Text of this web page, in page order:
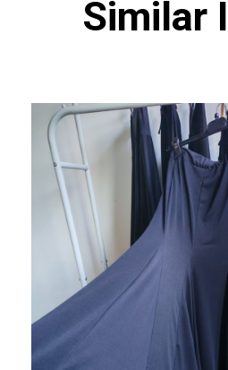
Similar